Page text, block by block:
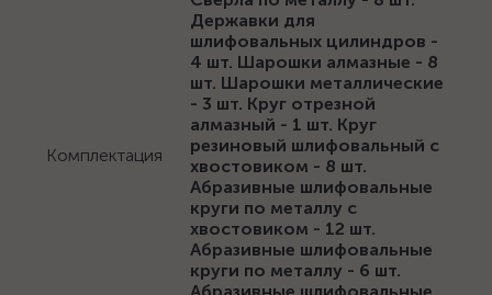
Комплектация
Державки для
шлифовальных цилиндров -
4 шт. Шарошки алмазные - 8
шт. Шарошки металлические
- 3 шт. Круг отрезной
алмазный - 1 шт. Круг
резиновый шлифовальный с
хвостовиком - 8 шт.
Абразивные шлифовальные
круги по металлу с
хвостовиком - 12 шт.
Абразивные шлифовальные
круги по металлу - 6 шт.